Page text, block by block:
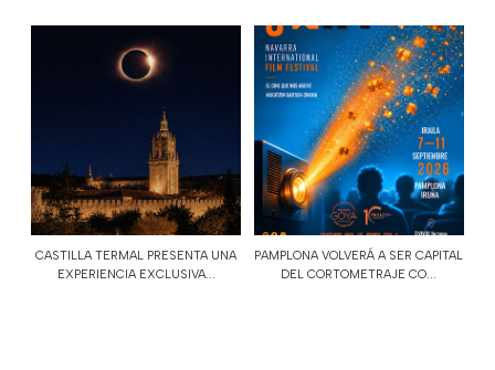
CASTILLA TERMAL PRESENTA UNA
EXPERIENCIA EXCLUSIVA...
PAMPLONA VOLVERÁ A SER CAPITAL
DEL CORTOMETRAJE CO...